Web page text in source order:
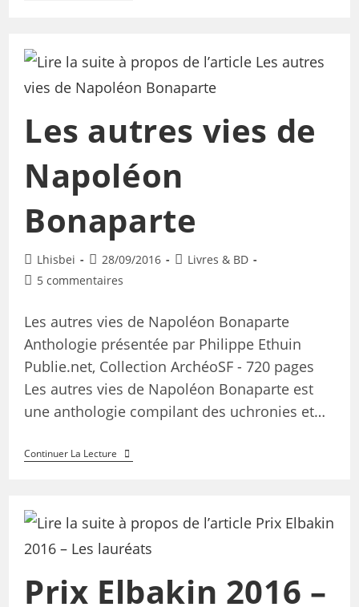
Les autres vies de
Napoléon
Bonaparte
Lhisbei 28/09/2016
Livres & BD
5 commentaires
Les autres vies de Napoléon Bonaparte
Anthologie présentée par Philippe Ethuin
Publie.net, Collection ArchéoSF - 720 pages
Les autres vies de Napoléon Bonaparte est
une anthologie compilant des uchronies et…
Continuer La Lecture
Prix Elbakin 2016 –